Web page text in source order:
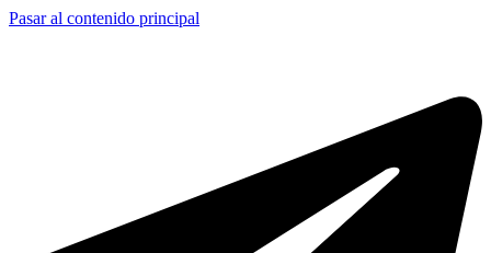
Pasar al contenido principal